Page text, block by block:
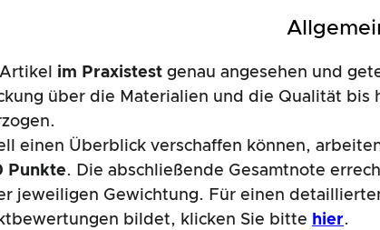
im Praxistest genau angesehen und
über die Materialien und die Qualität
einen Überblick verschaffen können,
Punkte. Die abschließende Gesamtnote
jeweiligen Gewichtung. Für einen
bildet, klicken Sie bitte hier.